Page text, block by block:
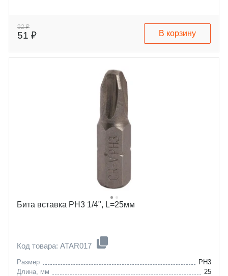
92 ₽
51 ₽ В корзину
Бита вставка PH3 1/4", L=25мм
Код товара: ATAR017
Размер
PH3
Длина, мм
25